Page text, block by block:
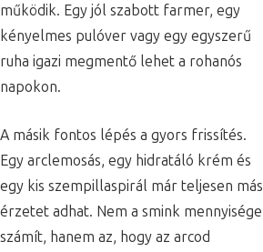
működik. Egy jól szabott farmer, egy
kényelmes pulóver vagy egy egyszerű
ruha igazi megmentő lehet a rohanós
napokon.
A másik fontos lépés a gyors frissítés.
Egy arclemosás, egy hidratáló krém és
egy kis szempillaspirál már teljesen más
érzetet adhat. Nem a smink mennyisége
számít, hanem az, hogy az arcod